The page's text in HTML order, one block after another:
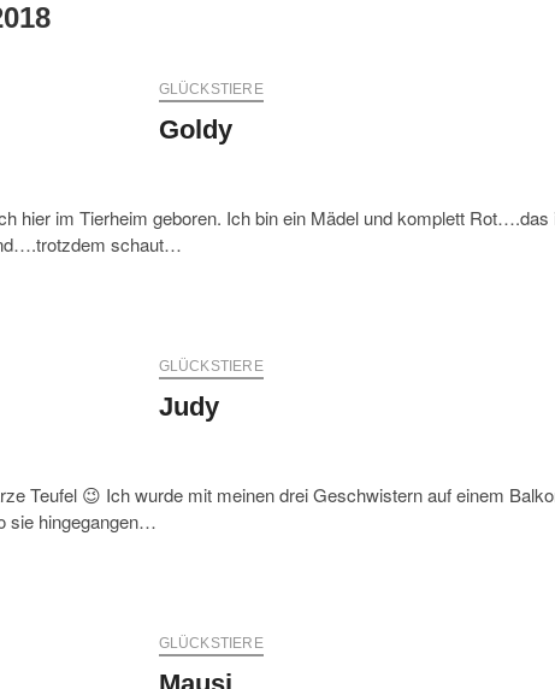
GLÜCKSTIERE
Goldy
hier im Tierheim geboren. Ich bin ein Mädel und komplett Rot….das
schaut…
GLÜCKSTIERE
Judy
Teufel 😉 Ich wurde mit meinen drei Geschwistern auf einem
sie hingegangen…
GLÜCKSTIERE